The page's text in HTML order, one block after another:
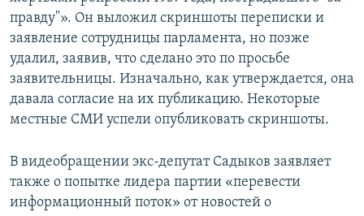
правду"». Он выложил скриншоты переписки и
заявление сотрудницы парламента, но позже
удалил, заявив, что сделано это по просьбе
заявительницы. Изначально, как утверждается, она
давала согласие на их публикацию. Некоторые
местные СМИ успели опубликовать скриншоты.
В видеобращении экс-депутат Садыков заявляет
также о попытке лидера партии «перевести
информационный поток» от новостей о